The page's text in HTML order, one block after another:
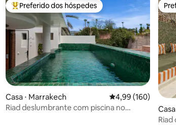
Entre os melhores preferidos dos hóspedes
Preferido dos hóspedes
Casa ⋅ Marrakech 4,99 de uma
4,99 (160)
Riad deslumbrante com piscina no